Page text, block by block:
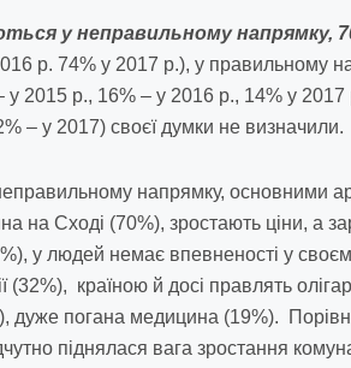
у неправильному напрямку,
р. 74% у 2017 р.), у правильному
у 2015 р., 16% – у 2016 р., 14% у
– у 2017) своєї думки не визначили.
напрямку, основними
на Сході (70%), зростають ціни, а
у людей немає впевненості у
(32%), країною й досі правлять
дуже погана медицина (19%).
піднялася вага зростання